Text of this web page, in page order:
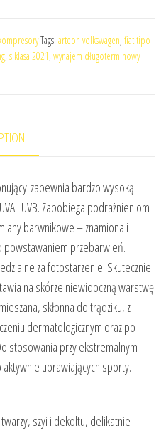
Tags: arteon volkswagen, fiat tipo
, s klasa 2021, wynajem długoterminowy
zapewnia bardzo wysoką
i UVB. Zapobiega podrażnieniom
barwnikowe – znamiona i
powstawaniem przebarwień.
za fotostarzenie. Skutecznie
na skórze niewidoczną warstwę
skłonna do trądziku, z
dermatologicznym oraz po
stosowania przy ekstremalnym
uprawiających sporty.
szyi i dekoltu, delikatnie